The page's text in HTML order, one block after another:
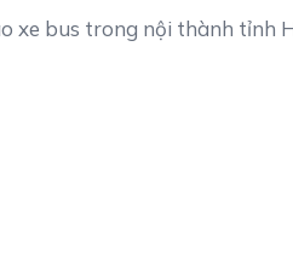
xe bus trong nội thành